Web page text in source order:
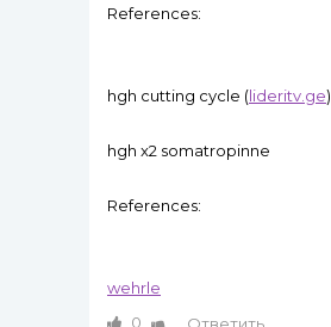
References:
hgh cutting cycle (lideritv.ge)
hgh x2 somatropinne
References:
wehrle
0